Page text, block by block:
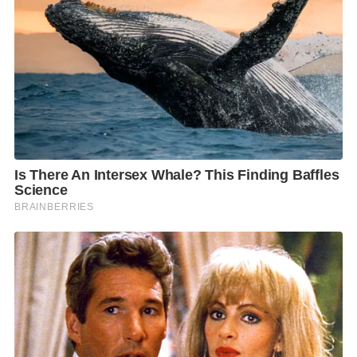
ให้สำเร็จ เพราะจะช่วยเปิดตลาดยุโรป ดึงดูดการลงทุน
คุณภาพสูง และลดความเสียเปรียบของไทยเมื่อเทียบกับ
ประเทศคู่แข่งอย่างเวียดนามที่มี FTA กับ EU แล้ว
พร้อมกันนี้ ยังมองว่า FTA จะกลายเป็นแรงผลักดันสำคัญ
ให้ไทยต้องยกระดับมาตรฐานด้านสิ่งแวดล้อม แรงงาน
และกฎระเบียบทางเศรษฐกิจ ซึ่งอาจนำไปสู่การปฏิรูป
เชิงโครงสร้างของประเทศในระยะยาว
อย่างไรก็ตาม นักวิชาการจากจุฬาฯ เตือนว่า ความท้าทาย
ประเด็นมาตรฐานสิ่งแวดล้อม สิทธิมนุษยชน ปัญหา
แรงงาน และเสถียรภาพทางการเมือง ซึ่งหากไทยไม่
สามารถปรับตัวได้ ความร่วมมือครั้งนี้อาจเป็นเพียง
สัญลักษณ์ทางการทูต มากกว่าการเปลี่ยนแปลงเชิง
โครงสร้างอย่างแท้จริง